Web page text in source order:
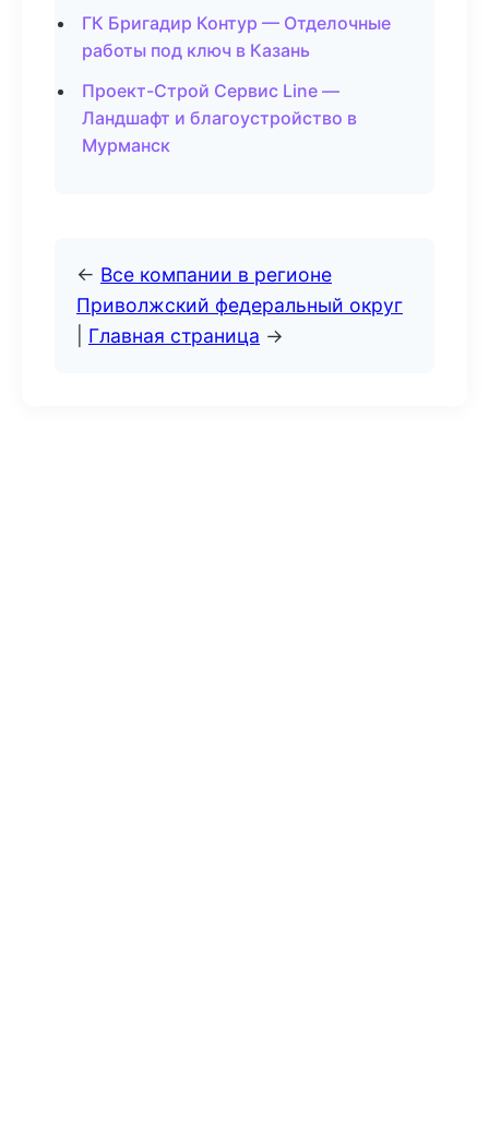
ГК Бригадир Контур — Отделочные
работы под ключ в Казань
Проект-Строй Сервис Line —
Ландшафт и благоустройство в
Мурманск
← Все компании в регионе
Приволжский федеральный округ
Главная страница →